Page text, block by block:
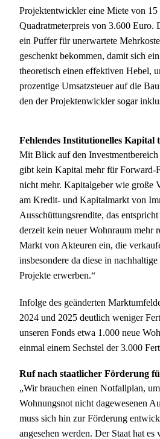
Projektentwickler eine Miete von 15
Quadratmeterpreis von 3.600 Euro.
ein Puffer für unerwartete
geschenkt bekommen, damit sich
theoretisch einen effektiven Hebel,
prozentige Umsatzsteuer auf die
den der Projektenwickler sogar
Fehlendes Institutionelles Kapital
Mit Blick auf den Investmentbereich
gibt kein Kapital mehr für Forward-
nicht mehr. Kapitalgeber wie große
am Kredit- und Kapitalmarkt von
Ausschüttungsrendite, das
derzeit kein neuer Wohnraum mehr
Markt von Akteuren ein, die
insbesondere da diese in
Projekte erwerben.“
Infolge des geänderten
2024 und 2025 deutlich weniger
unseren Fonds etwa 1.000 neue
einmal einem Sechstel der 3.000
Ruf nach staatlicher Förderung
„Wir brauchen einen Notfallplan,
Wohnungsnot nicht dagewesenen
muss sich hin zur Förderung
angesehen werden. Der Staat hat